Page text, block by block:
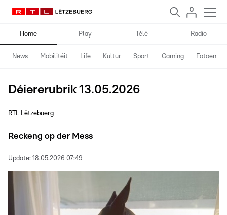
Home Play Télé Radio
News Mobilitéit Life Kultur Sport Gaming Fotoen
Déiererubrik 13.05.2026
RTL Lëtzebuerg
Reckeng op der Mess
Update: 18.05.2026 07:49